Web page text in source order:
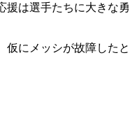
援は選手たちに大きな勇
仮にメッシが故障したと